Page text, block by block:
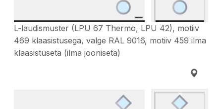
L-laudismuster (LPU 67 Thermo, LPU 42), motiiv
469 klaasistusega, valge RAL 9016, motiiv 459 ilma
klaasistuseta (ilma jooniseta)